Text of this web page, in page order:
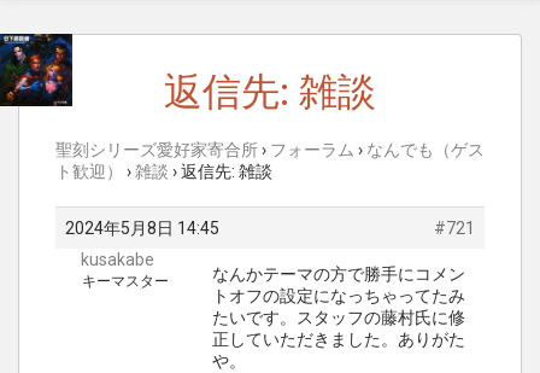
返信先: 雑談
聖刻シリーズ愛好家寄合所› フォーラム › なんでも（ゲス
ト歓迎）
›雑談 ›返信先: 雑談
2024年5月8日 14:45
#721
kusakabe
キーマスター
なんかテーマの方で勝手にコメン
トオフの設定になっちゃってたみ
たいです。スタッフの藤村氏に修
正していただきました。ありがた
や。